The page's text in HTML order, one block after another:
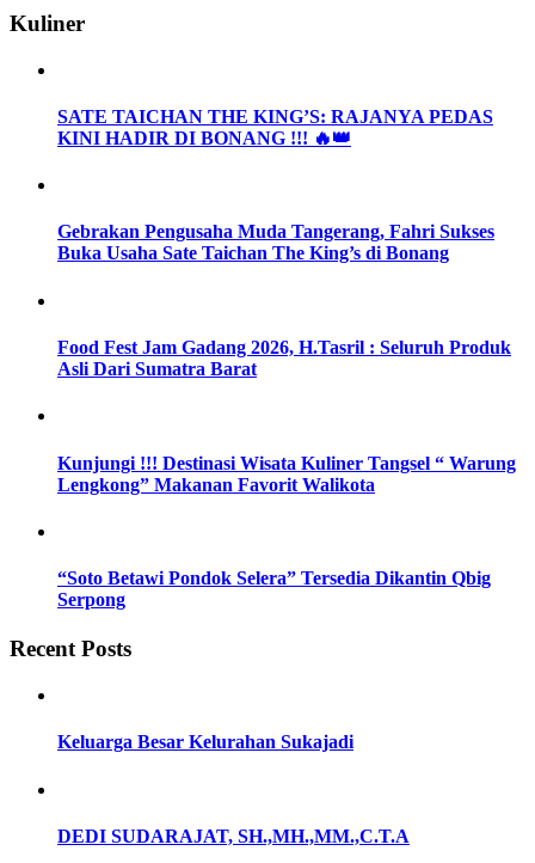
Kuliner
SATE TAICHAN THE KING’S: RAJANYA PEDAS
KINI HADIR DI BONANG !!! 🔥👑
Gebrakan Pengusaha Muda Tangerang, Fahri Sukses
Buka Usaha Sate Taichan The King’s di Bonang
Food Fest Jam Gadang 2026, H.Tasril : Seluruh Produk
Asli Dari Sumatra Barat
Kunjungi !!! Destinasi Wisata Kuliner Tangsel “ Warung
Lengkong” Makanan Favorit Walikota
“Soto Betawi Pondok Selera” Tersedia Dikantin Qbig
Serpong
Recent Posts
Keluarga Besar Kelurahan Sukajadi
DEDI SUDARAJAT, SH.,MH.,MM.,C.T.A